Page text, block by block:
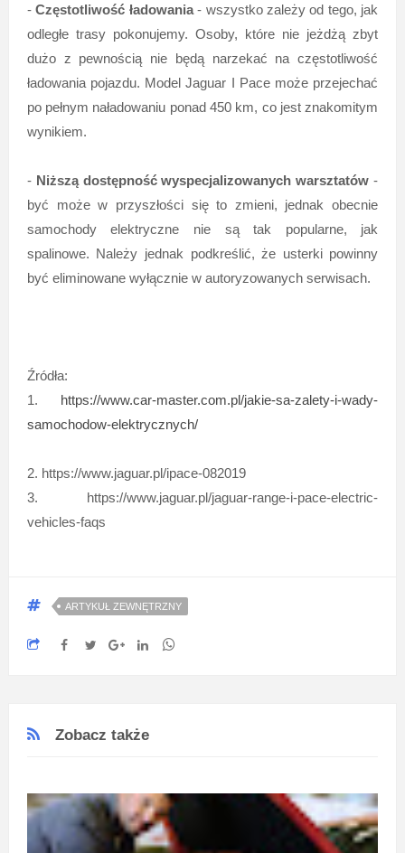
-Częstotliwość ładowania- wszystko zależy od tego, jak
odległe trasy pokonujemy. Osoby, które nie jeżdżą zbyt
dużo z pewnością nie będą narzekać na częstotliwość
ładowania pojazdu. Model Jaguar I Pace może przejechać
po pełnym naładowaniu ponad 450 km, co jest znakomitym
wynikiem.
- Niższą dostępność wyspecjalizowanych warsztatów -
być może w przyszłości się to zmieni, jednak obecnie
samochody elektryczne nie są tak popularne, jak
spalinowe. Należy jednak podkreślić, że usterki powinny
być eliminowane wyłącznie w autoryzowanych serwisach.
Źródła:
1. https://www.car-master.com.pl/jakie-sa-zalety-i-wady-
samochodow-elektrycznych/
2. https://www.jaguar.pl/ipace-082019
3. https://www.jaguar.pl/jaguar-range-i-pace-electric-
vehicles-faqs
ARTYKUŁ ZEWNĘTRZNY
Zobacz także